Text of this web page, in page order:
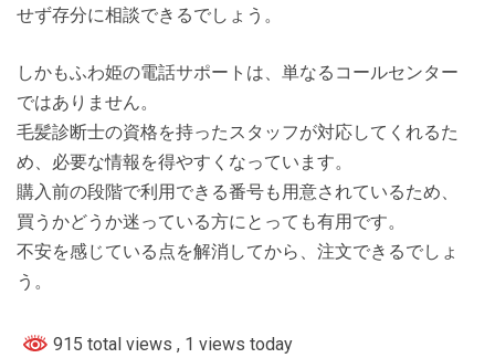
せず存分に相談できるでしょう。
しかもふわ姫の電話サポートは、単なるコールセンター
ではありません。
毛髪診断士の資格を持ったスタッフが対応してくれるた
め、必要な情報を得やすくなっています。
購入前の段階で利用できる番号も用意されているため、
買うかどうか迷っている方にとっても有用です。
不安を感じている点を解消してから、注文できるでしょ
う。
915 total views , 1 views today